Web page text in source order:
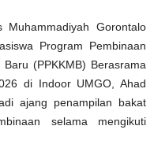
Muhammadiyah Gorontalo
Program Pembinaan
(PPKKMB) Berasrama
di Indoor UMGO, Ahad
ajang penampilan bakat
selama mengikuti